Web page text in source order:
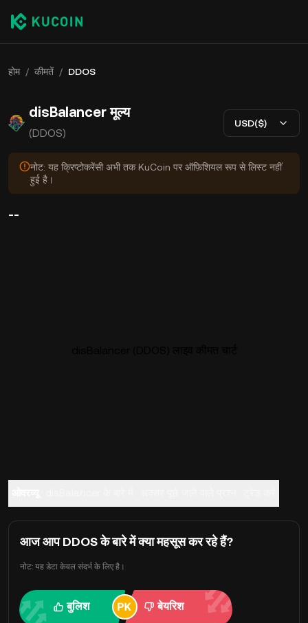
होम / कीमतें / DDOS
disBalancer मूल्य
(DDOS)
USD($)
नोट: यह क्रिप्टोकरेंसी अभी तक KuCoin पर ऑफ़िशियल रूप से लिस्ट नहीं
हुई है।
--
आज आप DDOS के बारे में क्या महसूस कर रहे हैं?
नोट: यह डेटा केवल संदर्भ के लिए है।
बुलिश बेयरिश